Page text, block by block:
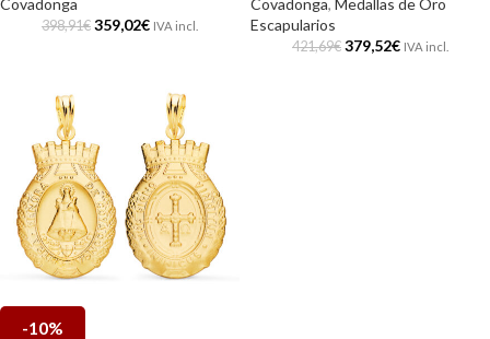
Covadonga
398,91€ 359,02€ IVA incl.
Covadonga, Medallas de Oro
Escapularios
421,69€ 379,52€ IVA incl.
-10%